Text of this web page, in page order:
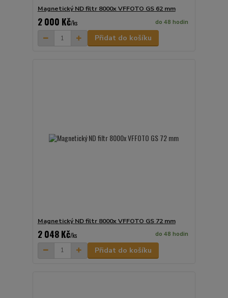
Magnetický ND filtr 8000x VFFOTO GS 62 mm
2 000 Kč/ks do 48 hodin
Přidat do košíku
Magnetický ND filtr 8000x VFFOTO GS 72 mm
2 048 Kč/ks do 48 hodin
Přidat do košíku